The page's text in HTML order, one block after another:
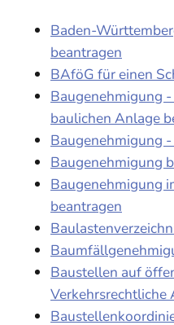
Baden-
beantragen
BAföG für einen
Baugenehmigung
baulichen Anlage
Baugenehmigung
Baugenehmigung
Baugenehmigung
beantragen
Baustellen auf
Verkehrsrechtliche